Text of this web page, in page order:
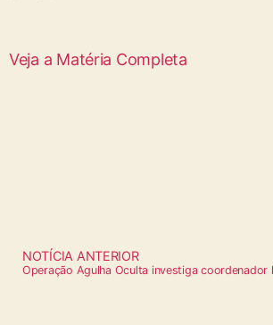
Veja a Matéria Completa
NOTÍCIA ANTERIOR
Operação Agulha Oculta investiga